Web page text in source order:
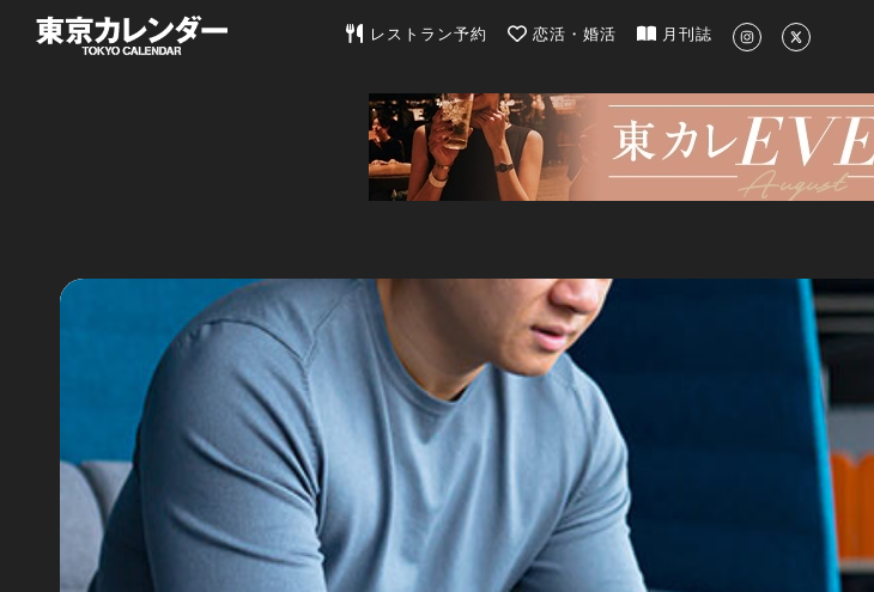
東京カレンダー | 最新のグルメ、洗練されたライフスタイル情報
レストラン予約 恋活・婚活 月刊誌